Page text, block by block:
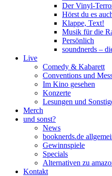
Der Vinyl-
Hörst du es
Klappe, Text!
Musik für die
Persönlich
soundnerds –
Live
Comedy & Kabarett
Conventions und
Im Kino gesehen
Konzerte
Lesungen und
Merch
und sonst?
News
booknerds.de
Gewinnspiele
Specials
Alternativen zu
Kontakt